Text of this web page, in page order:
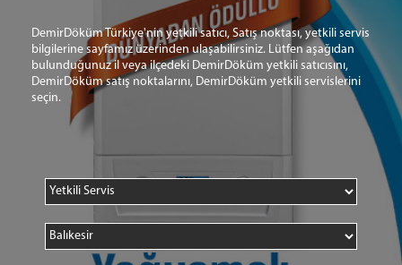
DemirDöküm Türkiye'nin yetkili satıcı, Satış noktası, yetkili servis
bilgilerine sayfamız üzerinden ulaşabilirsiniz. Lütfen aşağıdan
bulunduğunuz il veya ilçedeki DemirDöküm yetkili satıcısını,
DemirDöküm satış noktalarını, DemirDöküm yetkili servislerini
seçin.